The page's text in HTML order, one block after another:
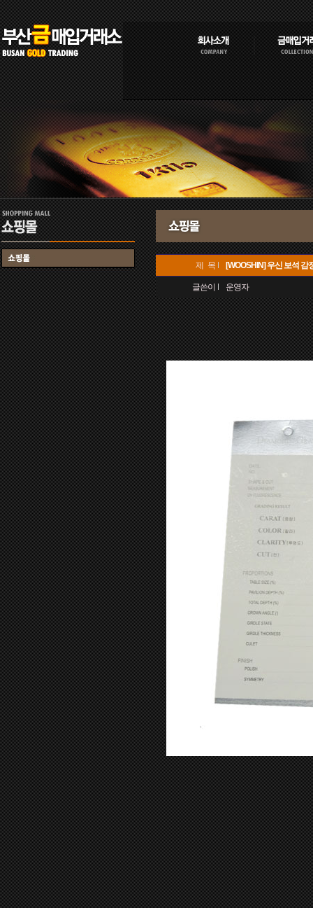
제 목 [WOOSHIN] 우신 보석 감
글쓴이 운영자